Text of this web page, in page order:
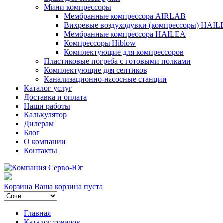
Мини компрессоры
Мембранные компрессора AIRLAB
Вихревые воздуходувки (компрессоры)
Мембранные компрессора HAILEA
Компрессоры Hiblow
Комплектующие для компрессоров
Пластиковые погреба с готовыми полками
Комплектующие для септиков
Канализационно-насосные станции
Каталог услуг
Доставка и оплата
Наши работы
Калькулятор
Дилерам
Блог
О компании
Контакты
Корзина Ваша корзина пуста
Главная